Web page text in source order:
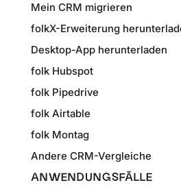
Mein CRM migrieren
folkX-Erweiterung
Desktop-App herunterladen
folk Hubspot
folk Pipedrive
folk Airtable
folk Montag
Andere CRM-Vergleiche
ANWENDUNGSFÄLLE